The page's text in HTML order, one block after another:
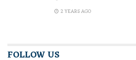
2 YEARS AGO
FOLLOW US